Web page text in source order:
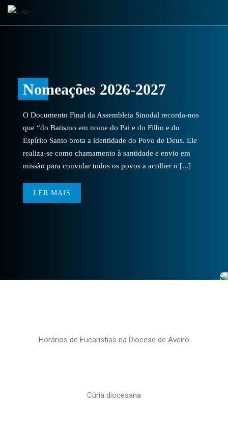
Nomeações 2026-2027
O Documento Final da Assembleia Sinodal recorda-nos
que “do Batismo em nome do Pai e do Filho e do
Espírito Santo brota a identidade do Povo de Deus. Ele
realiza-se como chamamento à santidade e envio em
missão para convidar todos os povos a acolher o [...]
LER MAIS
Horários de Eucaristias na Diocese de Aveiro
Cúria diocesana